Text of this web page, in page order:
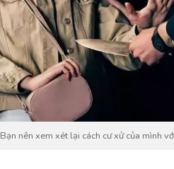
Bạn nên xem xét lại cách cư xử của mình